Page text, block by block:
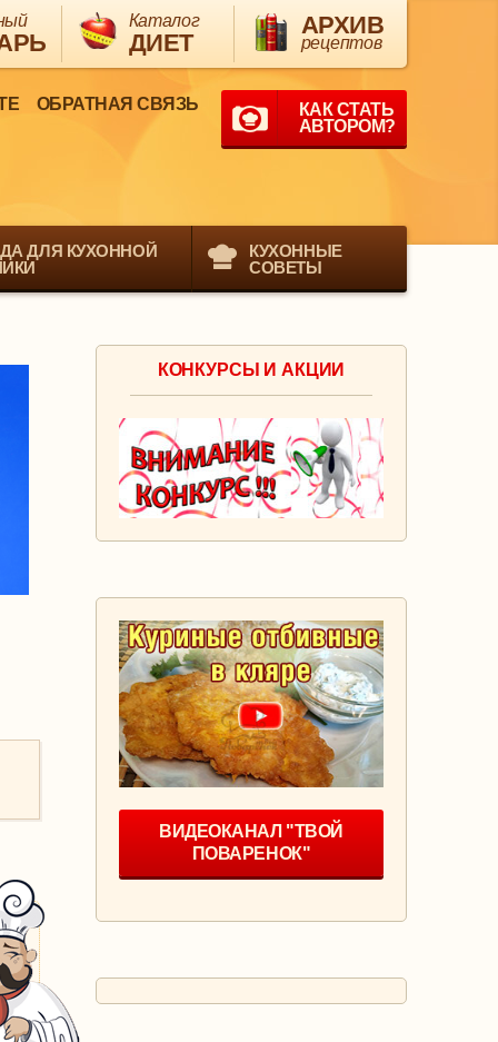
Каталог
ДИЕТ
АРХИВ
рецептов
КАК СТАТЬ
АВТОРОМ?
ОБРАТНАЯ СВЯЗЬ
КУХОННЫЕ
СОВЕТЫ
ДЛЯ КУХОННОЙ
КОНКУРСЫ И АКЦИИ
ВИДЕОКАНАЛ "ТВОЙ
ПОВАРЕНОК"